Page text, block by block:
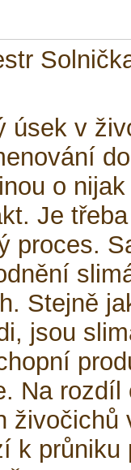
úsek v
o
Je
proces.
Stejně
jsou
Na rozdíl
živočichů
k